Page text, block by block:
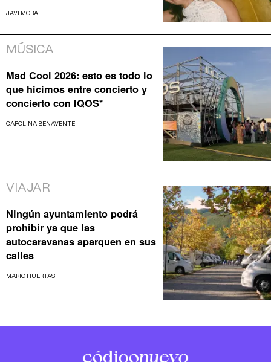
JAVI MORA
MÚSICA
Mad Cool 2026: esto es todo lo
que hicimos entre concierto y
concierto con IQOS*
CAROLINA BENAVENTE
VIAJAR
Ningún ayuntamiento podrá
prohibir ya que las
autocaravanas aparquen en sus
calles
MARIO HUERTAS